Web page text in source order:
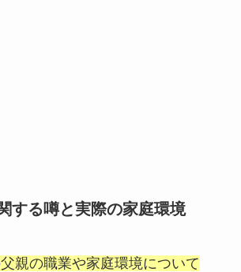
する噂と実際の家庭環境
親の職業や家庭環境について